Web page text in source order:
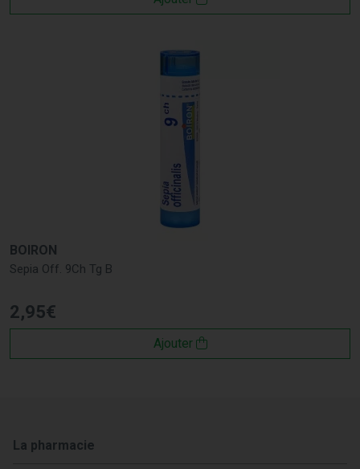
BOIRON
Sepia Off. 9Ch Tg B
2,95€
Ajouter
La pharmacie